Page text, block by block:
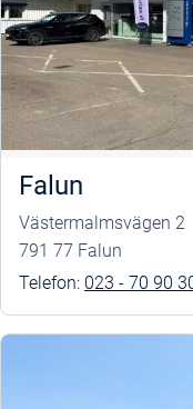
Falun
Västermalmsvägen 2
791 77 Falun
Telefon: 023 - 70 90